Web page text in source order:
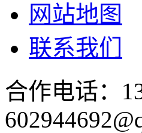
网站地图
联系我们
合作电话：